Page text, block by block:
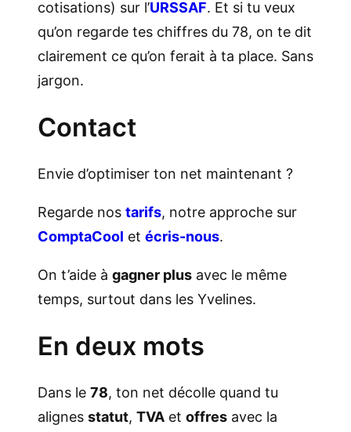
cotisations) sur l’URSSAF. Et si tu veux
qu’on regarde tes chiffres du 78, on te dit
clairement ce qu’on ferait à ta place. Sans
jargon.
Contact
Envie d’optimiser ton net maintenant ?
Regarde nos tarifs, notre approche sur
ComptaCool et écris-nous.
On t’aide à gagner plus avec le même
temps, surtout dans les Yvelines.
En deux mots
Dans le 78, ton net décolle quand tu
alignes statut, TVA et offres avec la